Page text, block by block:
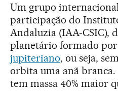
Um grupo
participação do
Andaluzia (IAA-CSIC),
planetário formado
jupiteriano, ou seja,
orbita uma anã branca.
tem massa 40% maior